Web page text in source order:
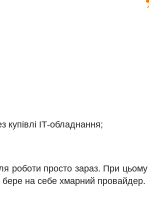
купівлі ІТ-обладнання;
роботи просто зараз. При
бере на себе хмарний провайдер.